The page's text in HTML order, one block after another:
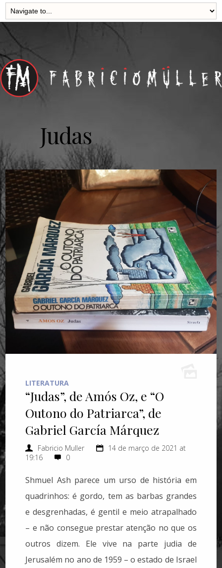
Judas
LITERATURA
“Judas”, de Amós Oz, e “O
Outono do Patriarca”, de
Gabriel García Márquez
Fabricio Muller
14 de março de 2021 at
19:16
0
Shmuel Ash parece um urso de história em
quadrinhos: é gordo, tem as barbas grandes
e desgrenhadas, é gentil e meio atrapalhado
– e não consegue prestar atenção no que os
outros dizem. Ele vive na parte judia de
Jerusalém no ano de 1959 – o estado de Israel